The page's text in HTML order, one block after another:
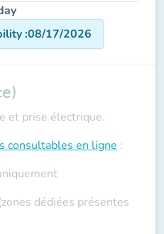
:08/17/2026
et prise électrique.
consultables en ligne :
dédiées présentes